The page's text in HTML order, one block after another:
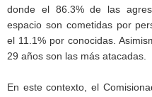
donde el 86.3% de las
espacio son cometidas por
el 11.1% por conocidas.
29 años son las más atacadas.
En este contexto, el